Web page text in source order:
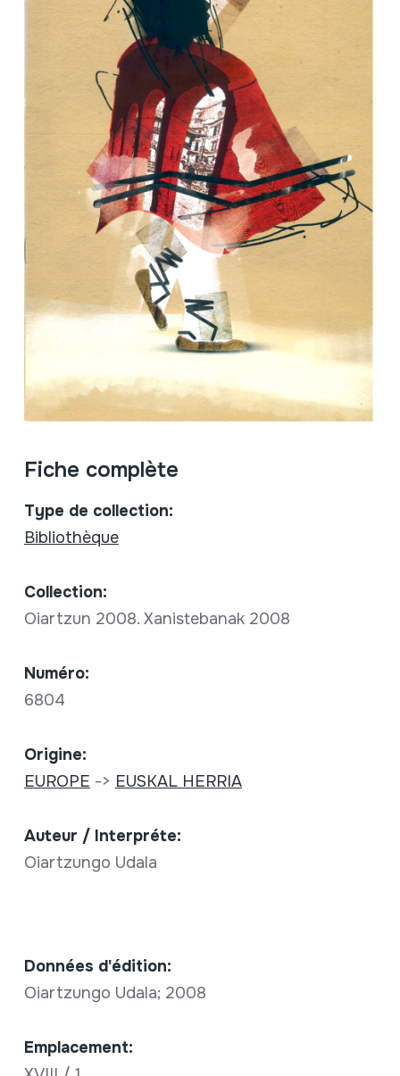
Fiche complète
Type de collection:
Bibliothèque
Collection:
Oiartzun 2008. Xanistebanak 2008
Numéro:
6804
Origine:
EUROPE -> EUSKAL HERRIA
Auteur / Interpréte:
Oiartzungo Udala
Données d'édition:
Oiartzungo Udala; 2008
Emplacement: